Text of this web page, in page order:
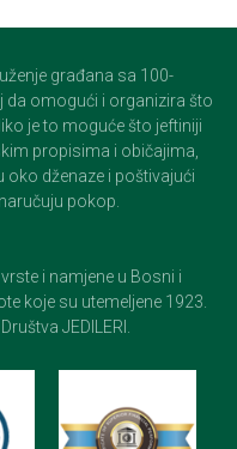
građana sa 100-
da omogući i organizira što
je to moguće što jeftiniji
propisima i običajima,
dženaze i poštivajući
pokop.
i namjene u Bosni i
koje su utemeljene 1923.
JEDILERI.